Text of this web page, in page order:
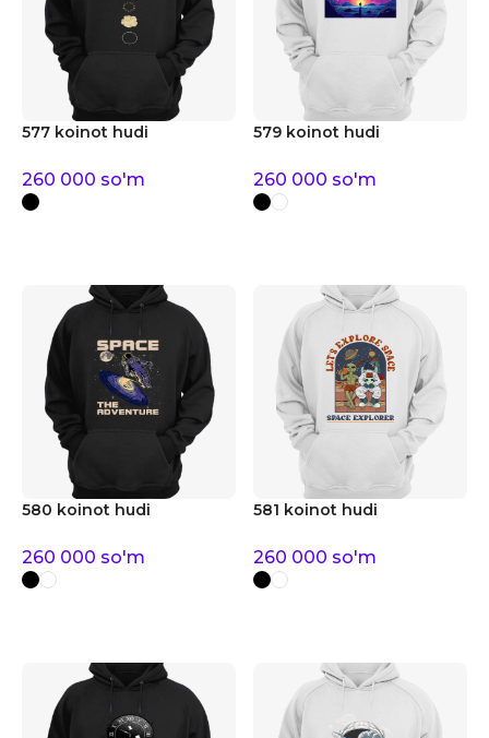
577 koinot hudi
260 000 so'm
579 koinot hudi
260 000 so'm
580 koinot hudi
260 000 so'm
581 koinot hudi
260 000 so'm